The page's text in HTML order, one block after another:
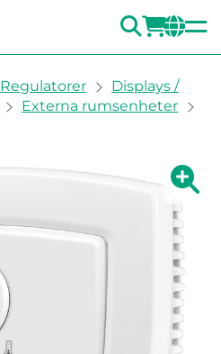
SÖK
Regulatorer
Displays /
Externa rumsenheter
Visa